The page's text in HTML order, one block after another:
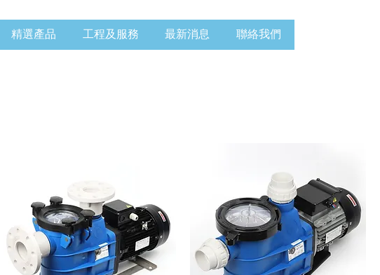
精選產品 工程及服務 最新消息 聯絡我們